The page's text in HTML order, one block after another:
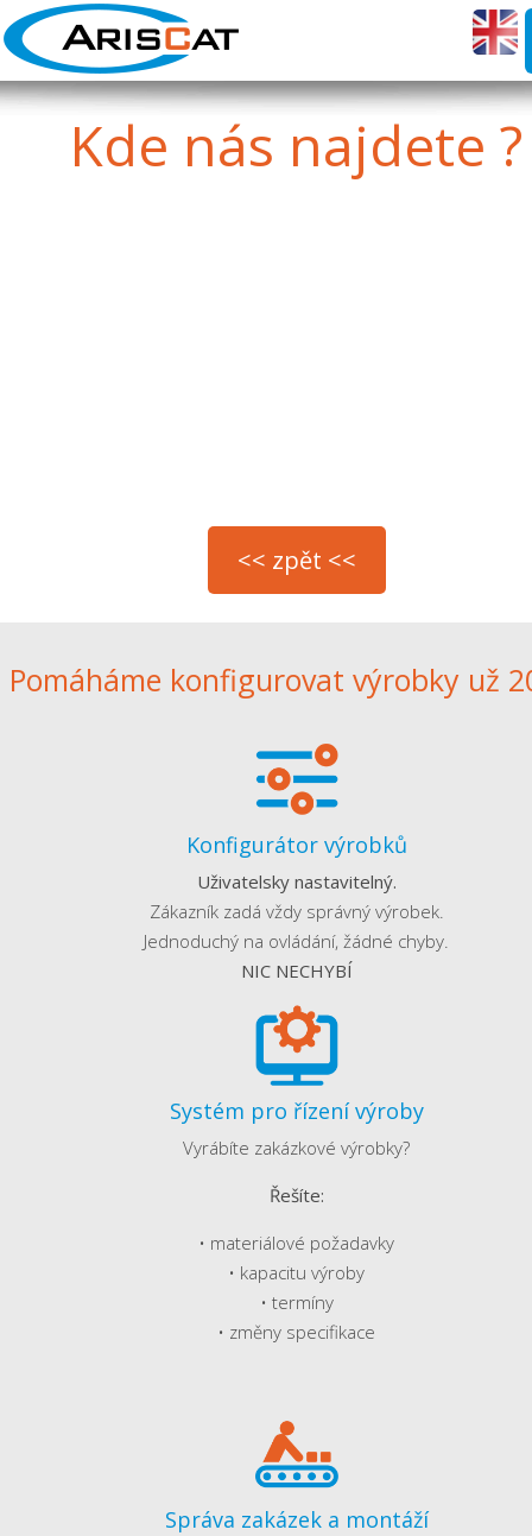
Kde nás najdete ?
Pomáháme konfigurovat výrobky už
Konfigurátor výrobků
Uživatelsky nastavitelný.
Zákazník zadá vždy správný výrobek.
Jednoduchý na ovládání, žádné chyby.
NIC NECHYBÍ
Systém pro řízení výroby
Vyrábíte zakázkové výrobky?
Řešíte:
• materiálové požadavky
• kapacitu výroby
• termíny
• změny specifikace
Správa zakázek a montáží